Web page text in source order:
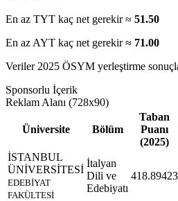
En az TYT kaç net gerekir ≈ 51.50
En az AYT kaç net gerekir ≈ 71.00
Veriler 2025 ÖSYM yerleştirme
Sponsorlu İçerik
Reklam Alanı (728x90)
Üniversite Bölüm
Taban
Puanı
(2025)
İSTANBUL
ÜNİVERSİTESİ
EDEBİYAT
FAKÜLTESİ
İtalyan
Dili ve
Edebiyatı
418.89423